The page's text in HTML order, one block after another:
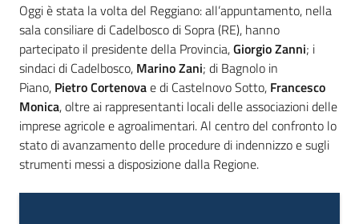
Oggi è stata la volta del Reggiano: all’appuntamento, nella
sala consiliare di Cadelbosco di Sopra (RE), hanno
partecipato il presidente della Provincia,Giorgio Zanni; i
sindaci di Cadelbosco, Marino Zani; di Bagnolo in
Piano, Pietro Cortenovae di Castelnovo Sotto, Francesco
Monica, oltre ai rappresentanti locali delle associazioni delle
imprese agricole e agroalimentari. Al centro del confronto lo
stato di avanzamento delle procedure di indennizzo e sugli
strumenti messi a disposizione dalla Regione.